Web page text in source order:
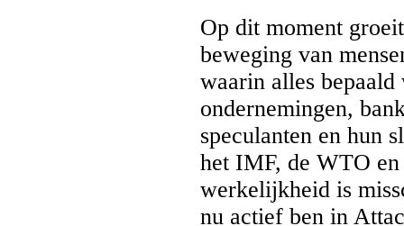
Op dit moment
beweging van
waarin alles
ondernemingen,
speculanten en hun
het IMF, de WTO
werkelijkheid is
nu actief ben in